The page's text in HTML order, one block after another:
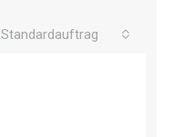
Standardauftrag